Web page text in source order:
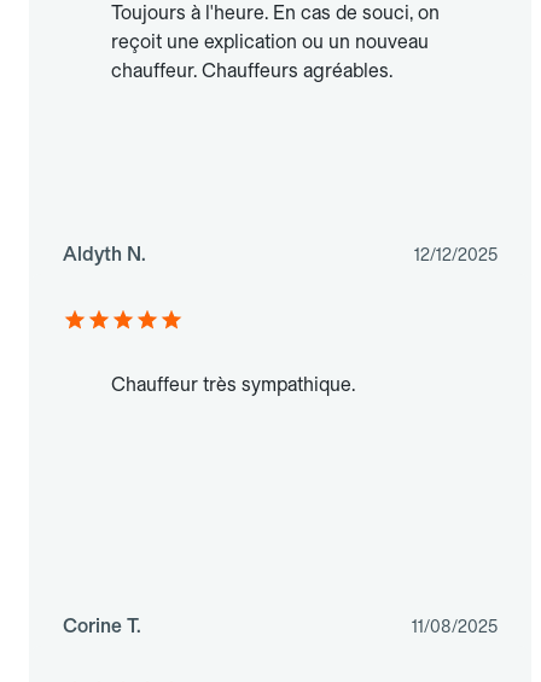
Toujours à l'heure. En cas de souci, on
reçoit une explication ou un nouveau
chauffeur. Chauffeurs agréables.
Aldyth N. 12/12/2025
Chauffeur très sympathique.
Corine T. 11/08/2025